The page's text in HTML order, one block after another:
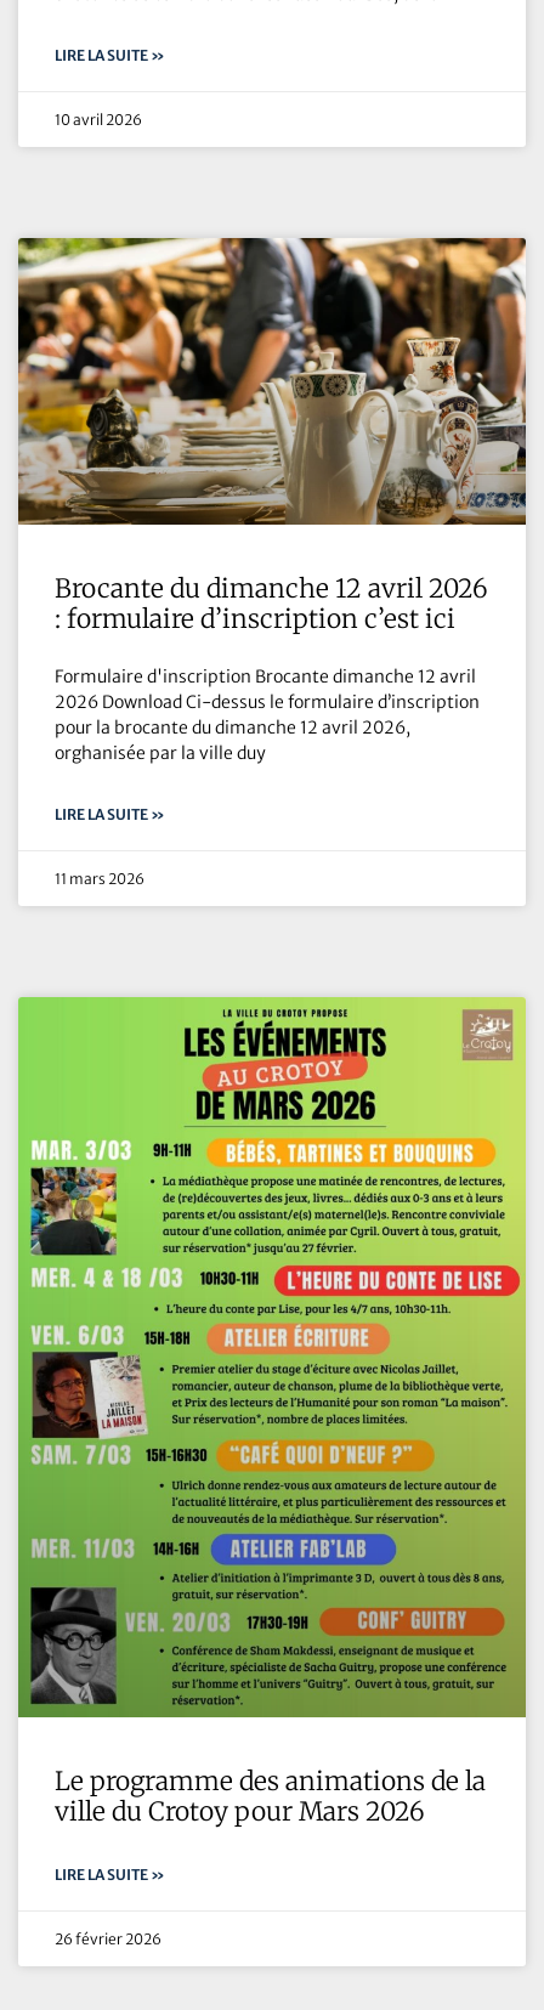
LIRE LA SUITE »
10 avril 2026
Brocante du dimanche 12 avril 2026
: formulaire d’inscription c’est ici
Formulaire d'inscription Brocante dimanche 12 avril
2026 Download Ci-dessus le formulaire d’inscription
pour la brocante du dimanche 12 avril 2026,
orghanisée par la ville duy
LIRE LA SUITE »
11 mars 2026
Le programme des animations de la
ville du Crotoy pour Mars 2026
LIRE LA SUITE »
26 février 2026